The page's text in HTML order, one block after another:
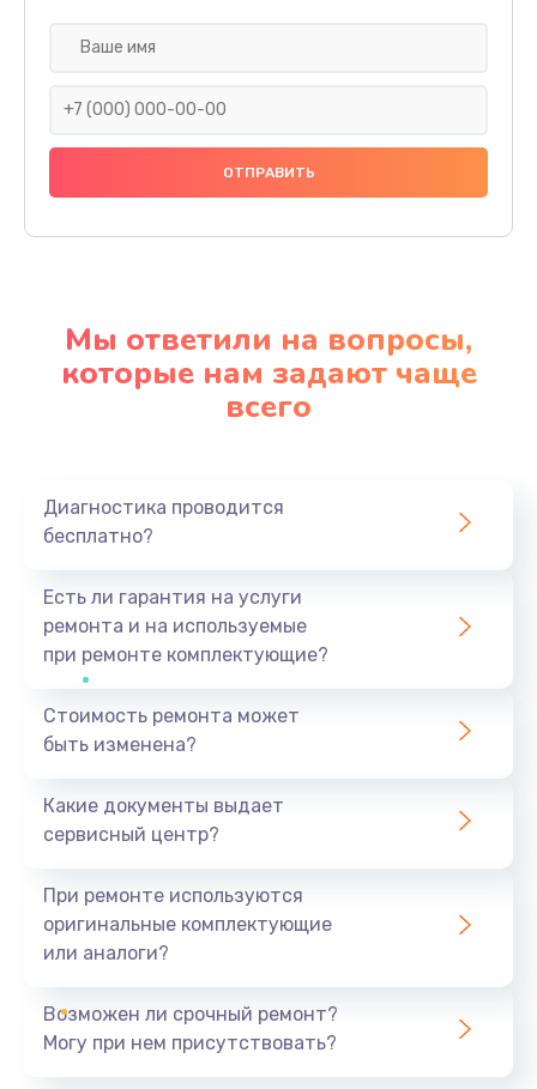
Мы ответили на вопросы,
которые нам задают чаще
всего
Диагностика проводится
бесплатно?
Есть ли гарантия на услуги
ремонта и на используемые
при ремонте комплектующие?
Стоимость ремонта может
быть изменена?
Какие документы выдает
сервисный центр?
При ремонте используются
оригинальные комплектующие
или аналоги?
Возможен ли срочный ремонт?
Могу при нем присутствовать?